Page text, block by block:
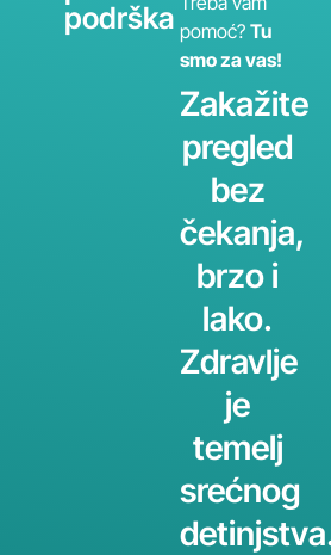
podrška pomoć? Tu
smo za vas!
Zakažite
pregled
bez
čekanja,
brzo i
lako.
Zdravlje
je
temelj
srećnog